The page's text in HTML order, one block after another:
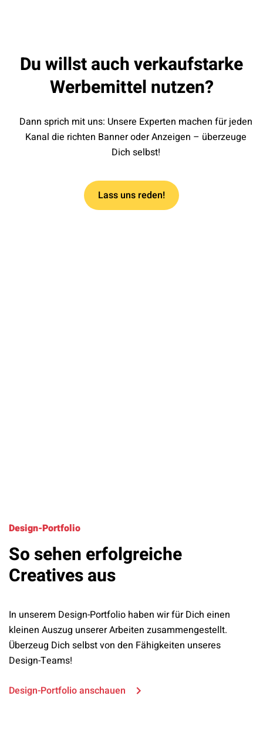
Du willst auch verkaufstarke
Werbemittel nutzen?
Dann sprich mit uns: Unsere Experten machen für jeden
Kanal die richten Banner oder Anzeigen – überzeuge
Dich selbst!
Lass uns reden!
Design-Portfolio
So sehen erfolgreiche
Creatives aus
In unserem Design-Portfolio haben wir für Dich einen
kleinen Auszug unserer Arbeiten zusammengestellt.
Überzeug Dich selbst von den Fähigkeiten unseres
Design-Teams!
Design-Portfolio anschauen